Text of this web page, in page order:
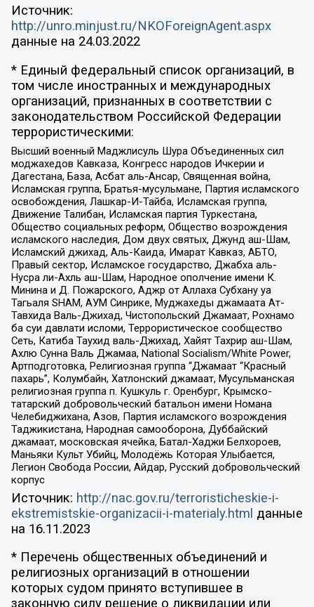
Источник:
http://unro.minjust.ru/NKOForeignAgent.aspx
данные на 24.03.2022
* Единый федеральный список организаций, в
том числе иностранных и международных
организаций, признанных в соответствии с
законодательством Российской Федерации
террористическими:
Высший военный Маджлисуль Шура Объединенных сил
моджахедов Кавказа, Конгресс народов Ичкерии и
Дагестана, База, Асбат аль-Ансар, Священная война,
Исламская группа, Братья-мусульмане, Партия исламского
освобождения, Лашкар-И-Тайба, Исламская группа,
Движение Талибан, Исламская партия Туркестана,
Общество социальных реформ, Общество возрождения
исламского наследия, Дом двух святых, Джунд аш-Шам,
Исламский джихад, Аль-Каида, Имарат Кавказ, АБТО,
Правый сектор, Исламское государство, Джабха аль-
Нусра ли-Ахль аш-Шам, Народное ополчение имени К.
Минина и Д. Пожарского, Аджр от Аллаха Субхану уа
Тагьаля SHAM, АУМ Синрике, Муджахеды джамаата Ат-
Тавхида Валь-Джихад, Чистопольский Джамаат, Рохнамо
ба суи давлати исломи, Террористическое сообщество
Сеть, Катиба Таухид валь-Джихад, Хайят Тахрир аш-Шам,
Ахлю Сунна Валь Джамаа, National Socialism/White Power,
Артподготовка, Религиозная группа “Джамаат “Красный
пахарь”, Колумбайн, Хатлонский джамаат, Мусульманская
религиозная группа п. Кушкуль г. Оренбург, Крымско-
татарский добровольческий батальон имени Номана
Челебиджихана, Азов, Партия исламского возрождения
Таджикистана, Народная самооборона, Дуббайский
джамаат, московская ячейка, Батал-Хаджи Белхороев,
Маньяки Культ Убийц, Молодёжь Которая Улыбается,
Легион Свобода России, Айдар, Русский добровольческий
корпус
Источник: http://nac.gov.ru/terroristicheskie-i-
ekstremistskie-organizacii-i-materialy.html данные
на 16.11.2023
* Перечень общественных объединений и
религиозных организаций в отношении
которых судом принято вступившее в
законную силу решение о ликвидации или